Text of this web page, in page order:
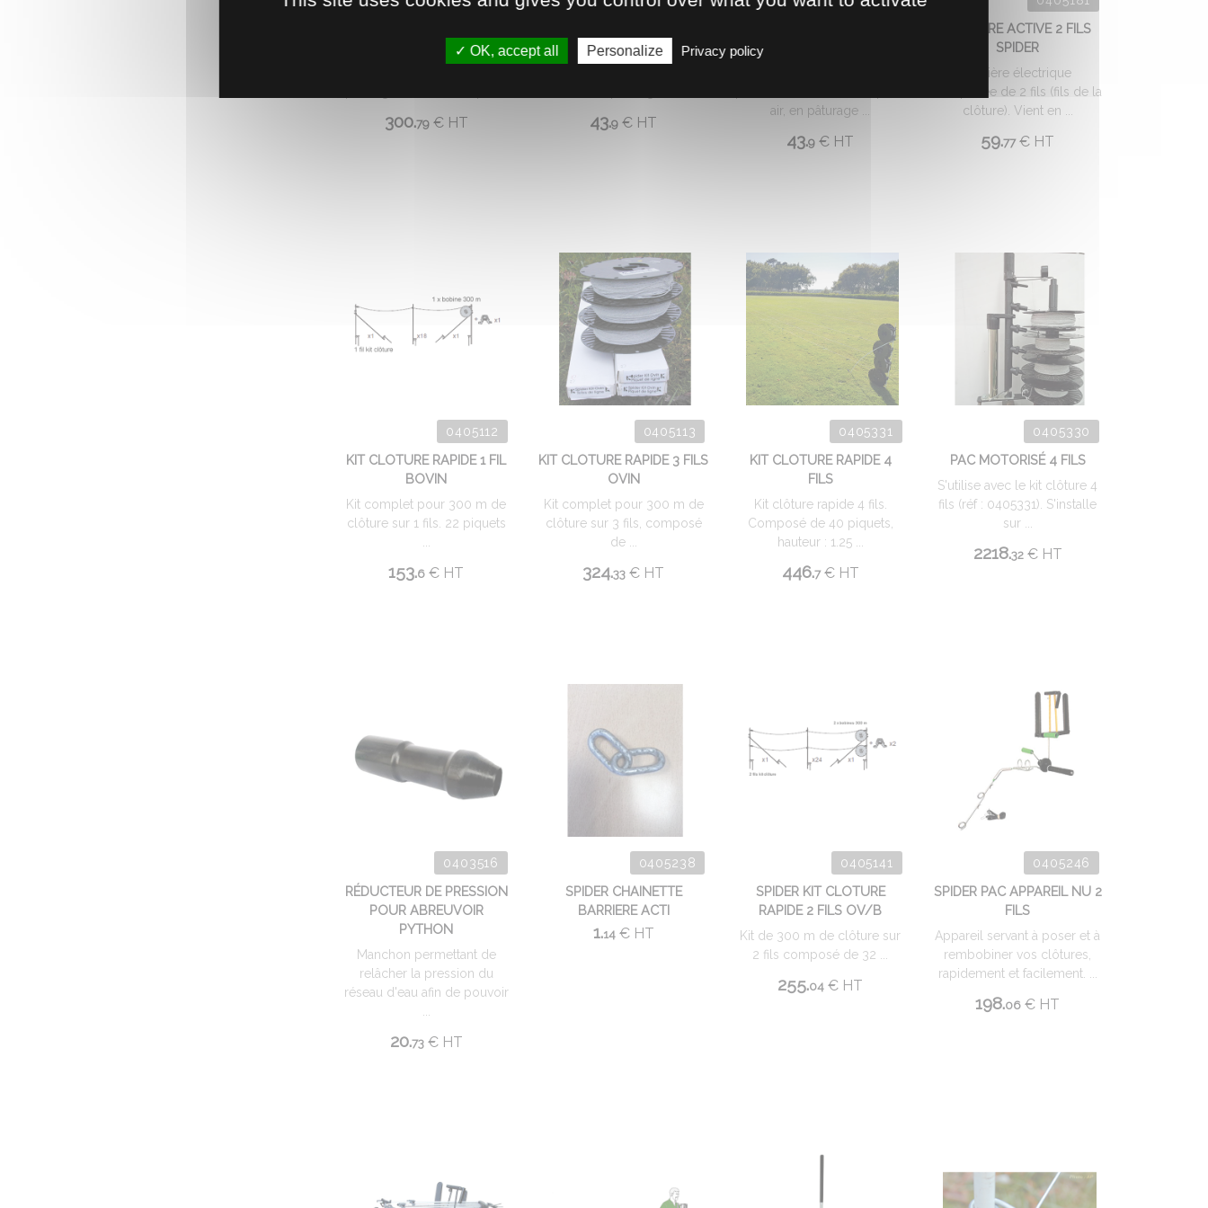
Abreuvoir étudié pour une
300.79 €HT
Abreuvoir portatif à palette
43.9 € HT
air, en pâturage ...
43.9 € HT
BARRIERE ACTIVE 2 FILS
SPIDER
Barrière électrique
composée de 2 fils (fils de la
clôture). Vient en ...
59.77 € HT
0405112
KIT CLOTURE RAPIDE 1 FIL
BOVIN
Kit complet pour 300 m de
clôture sur 1 fils. 22 piquets
153.6 € HT
0405113
KIT CLOTURE RAPIDE 3 FILS
OVIN
Kit complet pour 300 m de
clôture sur 3 fils, composé
de ...
324.33 € HT
0405331
KIT CLOTURE RAPIDE 4
FILS
Kit clôture rapide 4 fils.
Composé de 40 piquets,
hauteur : 1.25 ...
446.7 €HT
0405330
PAC MOTORISÉ 4 FILS
S'utilise avec le kit clôture 4
fils (réf : 0405331). S'installe
sur ...
2218.32 €HT
0403516
RÉDUCTEUR DE PRESSION
POUR ABREUVOIR
PYTHON
Manchon permettant de
relâcher la pression du
réseau d'eau afin de pouvoir
20.73 €HT
0405238
SPIDER CHAINETTE
BARRIERE ACTI
1.14 €HT
0405141
SPIDER KIT CLOTURE
RAPIDE 2 FILS OV/B
Kit de 300 m de clôture sur
2 fils composé de 32 ...
255.04 € HT
0405246
SPIDER PAC APPAREIL NU 2
FILS
Appareil servant à poser et à
rembobiner vos clôtures,
rapidement et facilement. ...
198.06 € HT
OK, accept all Personalize Privacy policy